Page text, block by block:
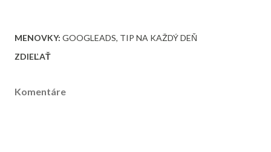
MENOVKY: GOOGLEADS TIP NA KAŽDÝ DEŇ
ZDIEĽAŤ
Komentáre